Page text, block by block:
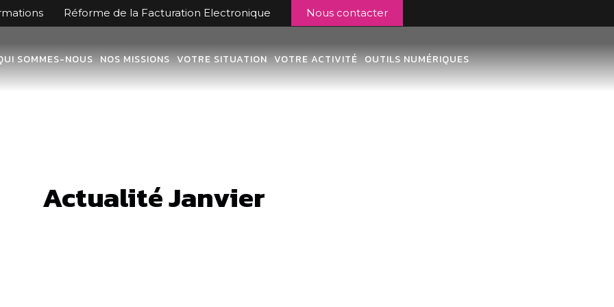
Réforme de la Facturation Electronique Nous contacter
SOMMES-NOUS NOS MISSIONS VOTRE SITUATION VOTRE ACTIVITÉ OUTILS NUMÉRIQUES
Actualité Janvier